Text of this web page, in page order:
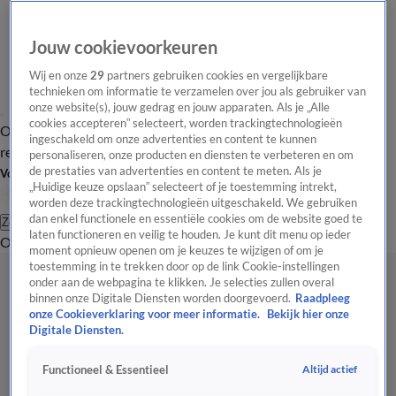
Overzicht Laatste nieuws Regionieuws Het beste van Hart
Tip de
redactie
Volg Hart van Nederland
Zoeken
OverzichtRegioUitzendingenWeerTip de redactiePanelVideo's
Jouw cookievoorkeuren
Wij en onze29 partners gebruiken cookies en vergelijkbare
technieken om informatie te verzamelen over jou als gebruiker van
onze website(s), jouw gedrag en jouw apparaten. Als je „Alle
cookies accepteren” selecteert, worden trackingtechnologieën
ingeschakeld om onze advertenties en content te kunnen
personaliseren, onze producten en diensten te verbeteren en om
de prestaties van advertenties en content te meten. Als je
„Huidige keuze opslaan” selecteert of je toestemming intrekt,
worden deze trackingtechnologieën uitgeschakeld. We gebruiken
dan enkel functionele en essentiële cookies om de website goed te
laten functioneren en veilig te houden. Je kunt dit menu op ieder
moment opnieuw openen om je keuzes te wijzigen of om je
toestemming in te trekken door op de link Cookie-instellingen
onder aan de webpagina te klikken. Je selecties zullen overal
binnen onze Digitale Diensten worden doorgevoerd. Raadpleeg
onze Cookieverklaring voor meer informatie.
Bekijk hier onze
Digitale Diensten.
Functioneel & Essentieel Altijd actief